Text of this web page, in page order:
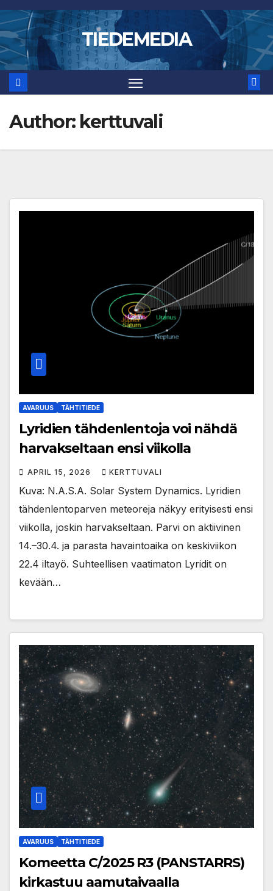
Skip
to
content
TIEDEMEDIA
Author: kerttuvali
AVARUUS TÄHTITIEDE
Lyridien tähdenlentoja voi nähdä
harvakseltaan ensi viikolla
APRIL 15, 2026 KERTTUVALI
Kuva: N.A.S.A. Solar System Dynamics. Lyridien
tähdenlentoparven meteoreja näkyy erityisesti ensi
viikolla, joskin harvakseltaan. Parvi on aktiivinen
14.–30.4. ja parasta havaintoaika on keskiviikon
22.4 iltayö. Suhteellisen vaatimaton Lyridit on
kevään…
AVARUUS TÄHTITIEDE
Komeetta C/2025 R3 (PANSTARRS)
kirkastuu aamutaivaalla